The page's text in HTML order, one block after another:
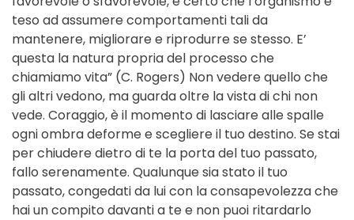
teso ad assumere comportamenti tali da
mantenere, migliorare e riprodurre se stesso. E’
questa la natura propria del processo che
chiamiamo vita” (C. Rogers) Non vedere quello che
gli altri vedono, ma guarda oltre la vista di chi non
vede. Coraggio, è il momento di lasciare alle spalle
ogni ombra deforme e scegliere il tuo destino. Se stai
per chiudere dietro di te la porta del tuo passato,
fallo serenamente. Qualunque sia stato il tuo
passato, congedati da lui con la consapevolezza che
hai un compito davanti a te e non puoi ritardarlo